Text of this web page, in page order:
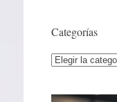
Categorías
Categorías